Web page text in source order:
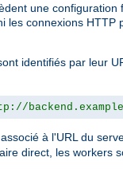
une
les connexions
identifiés par leur
à l'URL du
direct, les workers